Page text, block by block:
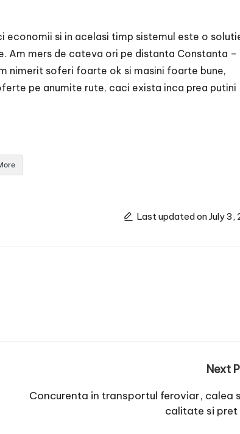
economii si in acelasi timp sistemul este o
Am mers de cateva ori pe distanta Constanta –
nimerit soferi foarte ok si masini foarte bune,
pe anumite rute, caci exista inca prea putini
Last updated on July 3,
Next
Concurenta in transportul feroviar, calea
calitate si pret